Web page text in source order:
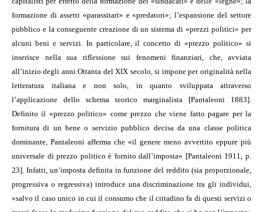
formazione di assetti «parassitari» e «predatori»; l’espansione del settore
pubblico e la conseguente creazione di un sistema di «prezzi politici» per
alcuni beni e servizi. In particolare, il concetto di «prezzo politico» si
inserisce nella sua riflessione sui fenomeni finanziari, che, avviata
all’inizio degli anni Ottanta del XIX secolo, si impone per originalità nella
letteratura italiana e non solo, in quanto sviluppata attraverso
l’applicazione dello schema teorico marginalista [Pantaleoni 1883].
Definito il «prezzo politico» come prezzo che viene fatto pagare per la
fornitura di un bene o servizio pubblico decisa da una classe politica
dominante, Pantaleoni afferma che «il genere meno avvertito eppure più
universale di prezzo politico è fornito dall’imposta» [Pantaleoni 1911, p.
23]. Infatti, un’imposta definita in funzione del reddito (sia proporzionale,
progressiva o regressiva) introduce una discriminazione tra gli individui,
«salvo il caso unico in cui il consumo che il cittadino fa di questi servizi o